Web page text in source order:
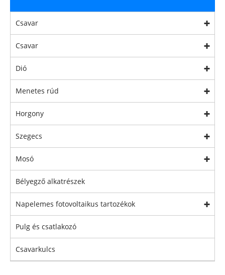
Csavar
Csavar
Dió
Menetes rúd
Horgony
Szegecs
Mosó
Bélyegző alkatrészek
Napelemes fotovoltaikus tartozékok
Pulg és csatlakozó
Csavarkulcs